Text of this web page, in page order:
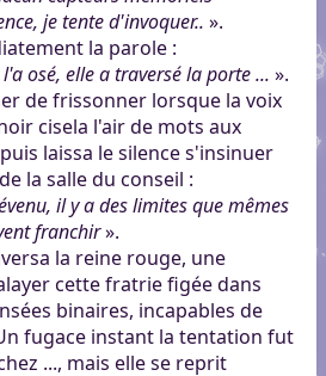
je tente d'invoquer.. ».
la parole :
osé, elle a traversé la porte ... ».
de frissonner lorsque la voix
cisela l'air de mots aux
laissa le silence s'insinuer
la salle du conseil :
il y a des limites que mêmes
franchir».
la reine rouge, une
cette fratrie figée dans
binaires, incapables de
fugace instant la tentation fut
..., mais elle se reprit